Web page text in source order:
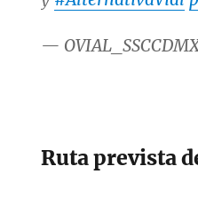
—
Ruta prevista